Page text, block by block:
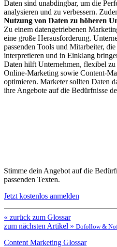
Daten sind unabdingbar, um die
analysieren und zu verbessern.
Nutzung von Daten zu höheren
Zu einem datengetriebenen
eine große Herausforderung.
passenden Tools und Mitarbeiter,
interpretieren und in Einklang
Daten hilft Unternehmen, flexibel
Online-Marketing sowie Content-
optimieren. Marketer sollten Daten
ihre Angebote auf die Bedürfnisse
Stimme dein Angebot auf die
passenden Texten.
Jetzt kostenlos anmelden
« zurück zum Glossar
zum nächsten Artikel » Dofollow &
Content Marketing Glossar